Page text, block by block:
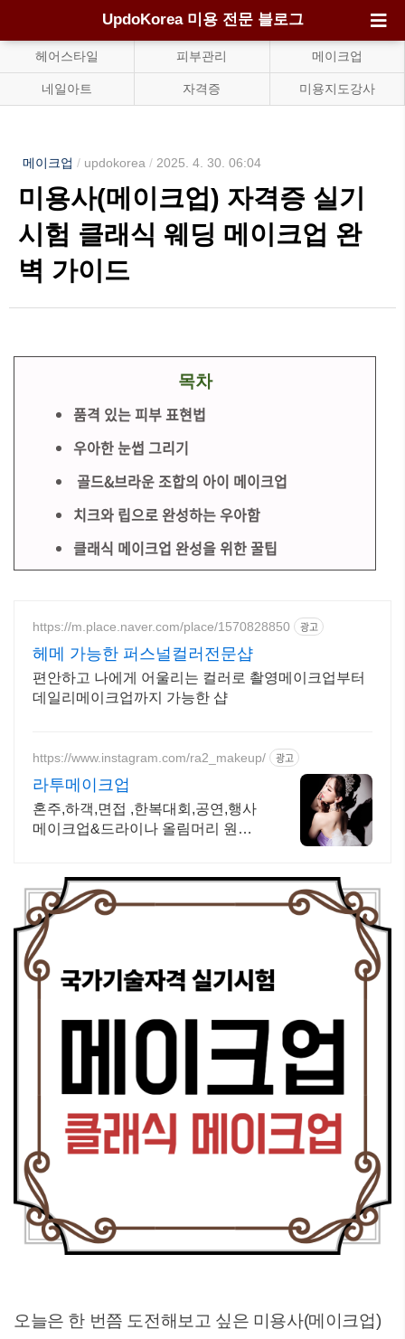
UpdoKorea 미용 전문 블로그
헤어스타일 피부관리 메이크업
네일아트 자격증 미용지도강사
메이크업 / updokorea / 2025. 4. 30. 06:04
미용사(메이크업) 자격증 실기
시험 클래식 웨딩 메이크업 완
벽 가이드
목차
품격 있는 피부 표현법
우아한 눈썹 그리기
골드&브라운 조합의 아이 메이크업
치크와 립으로 완성하는 우아함
클래식 메이크업 완성을 위한 꿀팁
https://m.place.naver.com/place/1570828850 광고
헤메 가능한 퍼스널컬러전문샵
편안하고 나에게 어울리는 컬러로 촬영메이크업부터
데일리메이크업까지 가능한 샵
https://www.instagram.com/ra2_makeup/ 광고
라투메이크업
혼주,하객,면접 ,한복대회,공연,행사
메이크업&드라이나 올림머리 원하
오늘은 한 번쯤 도전해보고 싶은 미용사(메이크업)